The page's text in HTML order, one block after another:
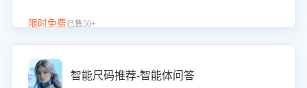
击 “立即开通”，快速获取影音影像类目剧本，一键开启客服
限时免费已售50+
智能尺码推荐-智能体问答